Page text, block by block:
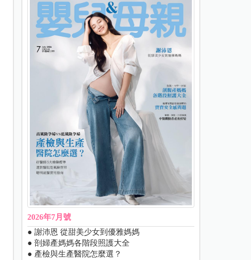
2026年7月號
● 謝沛恩 從甜美少女到優雅媽媽
● 剖婦產媽媽各階段照護大全
● 產檢與生產醫院怎麼選？